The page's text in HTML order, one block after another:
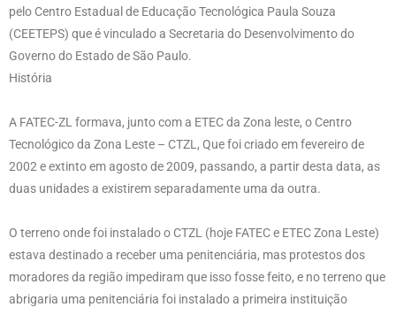
pelo Centro Estadual de Educação Tecnológica Paula Souza
(CEETEPS) que é vinculado a Secretaria do Desenvolvimento do
Governo do Estado de São Paulo.
História
A FATEC-ZL formava, junto com a ETEC da Zona leste, o Centro
Tecnológico da Zona Leste – CTZL, Que foi criado em fevereiro de
2002 e extinto em agosto de 2009, passando, a partir desta data, as
duas unidades a existirem separadamente uma da outra.
O terreno onde foi instalado o CTZL (hoje FATEC e ETEC Zona Leste)
estava destinado a receber uma penitenciária, mas protestos dos
moradores da região impediram que isso fosse feito, e no terreno que
abrigaria uma penitenciária foi instalado a primeira instituição